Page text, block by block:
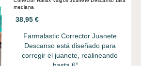
mediana
38,95 €
Farmalastic Corrector Juanete
Descanso está diseñado para
corregir el juanete, realineando